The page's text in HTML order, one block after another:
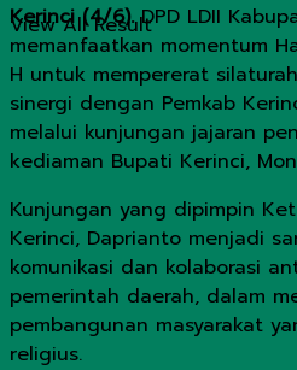
View All Result
Kerinci (4/6).DPD LDII
memanfaatkan momentum
H untuk mempererat
sinergi dengan Pemkab
melalui kunjungan jajaran
kediaman Bupati Kerinci,
Kunjungan yang dipimpin
Kerinci, Daprianto menjadi
komunikasi dan kolaborasi
pemerintah daerah, dalam
pembangunan masyarakat
religius.